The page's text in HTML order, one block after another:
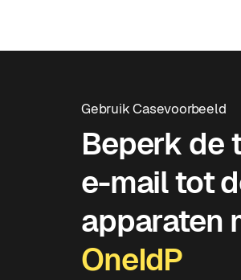
Gebruik Casevoorbeeld
Beperk de
e-mail tot
apparaten
OneIdP